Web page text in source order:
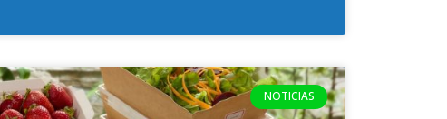
NOTICIAS